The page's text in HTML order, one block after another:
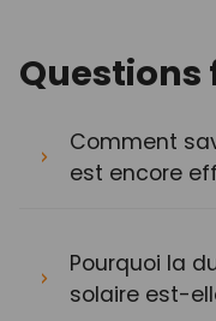
Comment
est encore
Pourquoi la
solaire est-